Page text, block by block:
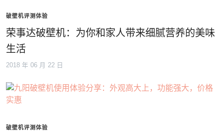
破壁机评测体验
荣事达破壁机：为你和家人带来细腻营养的美味
生活
2018 年 06 月 22 日
破壁机评测体验